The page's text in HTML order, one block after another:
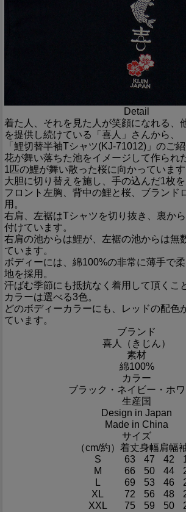
Detail
着た人、それを見た人が笑顔になれる、
を提供し続けている「喜人」さんから、
「鯉切替半袖Tシャツ(KJ-71012)」のご紹
花が舞い落ちた池をイメージして作られ
1匹の鯉が舞い散った桜に向かっています
大胆に切り替えを施し、手の込んだ1枚を
フロント左胸、背中の鯉と桜、ブランド
用。
右肩、左裾はTシャツを切り抜き、裏か
付けています。
右肩の池からは鯉が、左裾の池からは無
ています。
ボディーには、綿100%の非常に薄手で
地を採用。
汗ばむ季節にも抵抗なく着用して頂くこ
カラーは選べる3色。
どのボディーカラーにも、レッドの配色
ています。
ブランド
喜人（きじん）
素材
綿100%
カラー
ブラック・ネイビー・ホワ
生産国
Design in Japan
Made in China
サイズ
（cm/約） 着丈身幅肩幅
S
63 47 42
M
66 50 44
L
69 53 46
XL
72 56 48
XXL
75 59 50